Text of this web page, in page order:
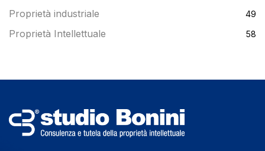
Proprietà industriale 49
Proprietà Intellettuale 58